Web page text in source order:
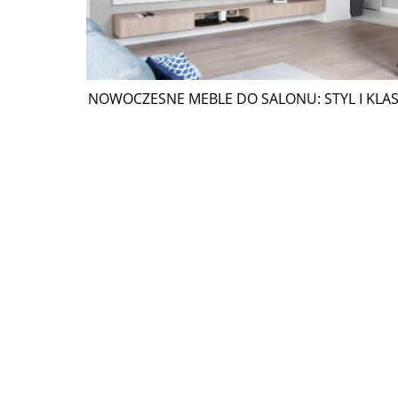
NOWOCZESNE MEBLE DO SALONU: STYL I